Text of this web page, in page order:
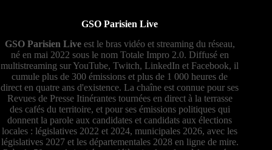
GSO Parisien Live
GSO Parisien Liveest le bras vidéo et streaming du réseau,
né en mai 2022 sous le nom Totale Impro 2.0. Diffusé en
multistreaming sur YouTube, Twitch, LinkedIn et Facebook, il
cumule plus de 300 émissions et plus de 1 000 heures de
direct en quatre ans d'existence. La chaîne est connue pour ses
Revues de Presse Itinérantes tournées en direct à la terrasse
des cafés du territoire, et pour ses émissions politiques qui
donnent la parole aux candidates et candidats aux élections
locales : législatives 2022 et 2024, municipales 2026, avec les
législatives 2027 et les départementales 2028 en ligne de mire.